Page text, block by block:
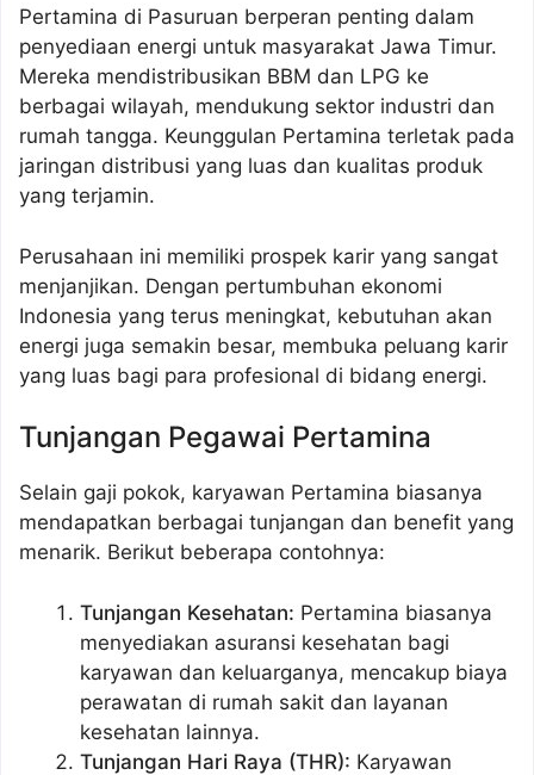
Pertamina di Pasuruan berperan penting dalam
penyediaan energi untuk masyarakat Jawa Timur.
Mereka mendistribusikan BBM dan LPG ke
berbagai wilayah, mendukung sektor industri dan
rumah tangga. Keunggulan Pertamina terletak pada
jaringan distribusi yang luas dan kualitas produk
yang terjamin.
Perusahaan ini memiliki prospek karir yang sangat
menjanjikan. Dengan pertumbuhan ekonomi
Indonesia yang terus meningkat, kebutuhan akan
energi juga semakin besar, membuka peluang karir
yang luas bagi para profesional di bidang energi.
Tunjangan Pegawai Pertamina
Selain gaji pokok, karyawan Pertamina biasanya
mendapatkan berbagai tunjangan dan benefit yang
menarik. Berikut beberapa contohnya:
Tunjangan Kesehatan: Pertamina biasanya
menyediakan asuransi kesehatan bagi
karyawan dan keluarganya, mencakup biaya
perawatan di rumah sakit dan layanan
kesehatan lainnya.
Tunjangan Hari Raya (THR): Karyawan